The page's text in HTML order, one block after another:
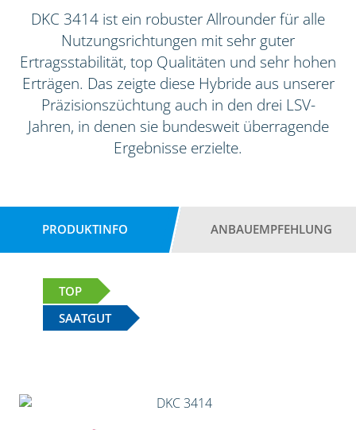
DKC 3414 ist ein robuster Allrounder für alle
Nutzungsrichtungen mit sehr guter
Ertragsstabilität, top Qualitäten und sehr hohen
Erträgen. Das zeigte diese Hybride aus unserer
Präzisionszüchtung auch in den drei LSV-
Jahren, in denen sie bundesweit überragende
Ergebnisse erzielte.
PRODUKTINFO ANBAUEMPFEHLUNG
TOP
SAATGUT